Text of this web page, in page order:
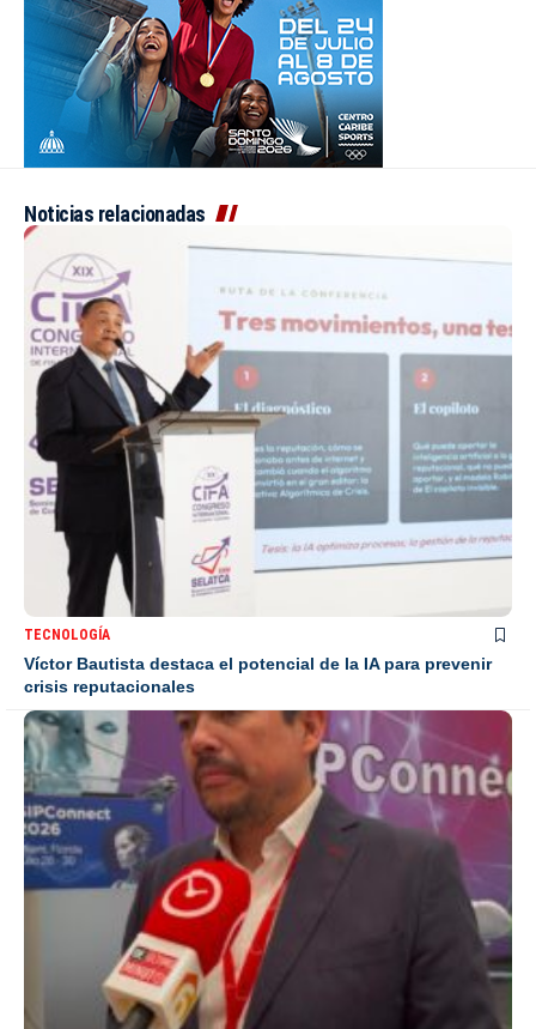
Noticias relacionadas
TECNOLOGÍA
Víctor Bautista destaca el potencial de la IA para prevenir
crisis reputacionales